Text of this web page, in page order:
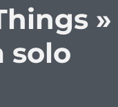
»
solo